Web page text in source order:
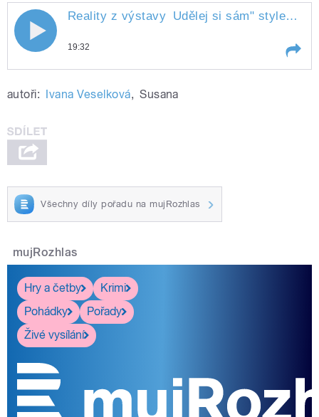
Reality z výstavy Udělej si sám
pause
Reality z výstavy Udělej si sám" style="">
19:32
autoři:
Ivana Veselková, Susana
Všechny díly pořadu na mujRozhlas
mujRozhlas
Hry a četby
Krimi
Pohádky
Pořady
Živé vysílání